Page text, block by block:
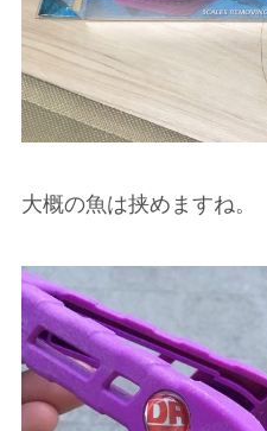
大概の魚は挟めますね。